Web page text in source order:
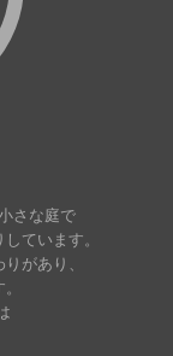
さな庭で
ています。
があり、